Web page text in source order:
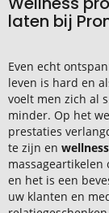
laten bij
Even echt
leven is hard en
voelt men zich al
minder. Op het
prestaties
te zijn en
en het is een
uw klanten en